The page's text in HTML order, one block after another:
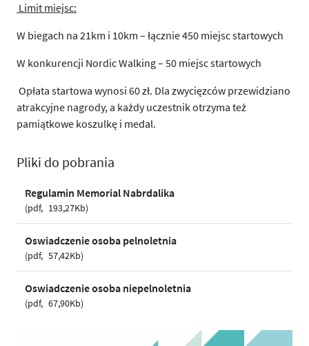
Limit miejsc:
W biegach na 21km i 10km – łącznie 450 miejsc startowych
W konkurencji Nordic Walking – 50 miejsc startowych
Opłata startowa wynosi 60 zł. Dla zwycięzców przewidziano
atrakcyjne nagrody, a każdy uczestnik otrzyma też
pamiątkowe koszulkę i medal.
Pliki do pobrania
Regulamin Memorial Nabrdalika
pdf 193,27Kb
Oswiadczenie osoba pelnoletnia
pdf 57,42Kb
Oswiadczenie osoba niepelnoletnia
pdf 67,90Kb